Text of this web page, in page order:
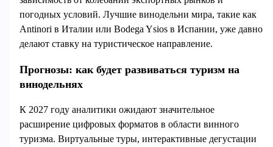
погодных условий. Лучшие винодельни мира, такие как
Antinori в Италии или Bodega Ysios в Испании, уже давно
делают ставку на туристическое направление.
Прогнозы: как будет развиваться туризм на
винодельнях
К 2027 году аналитики ожидают значительное
расширение цифровых форматов в области винного
туризма. Виртуальные туры, интерактивные дегустации